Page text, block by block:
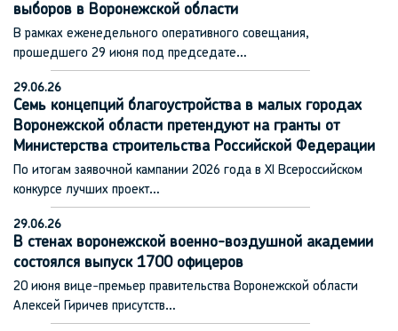
выборов в Воронежской области
В рамках еженедельного оперативного совещания,
прошедшего 29 июня под председате…
29.06.26
Семь концепций благоустройства в малых городах
Воронежской области претендуют на гранты от
Министерства строительства Российской Федерации
По итогам заявочной кампании 2026 года в XI Всероссийском
конкурсе лучших проект…
29.06.26
В стенах воронежской военно-воздушной академии
состоялся выпуск 1700 офицеров
20 июня вице-премьер правительства Воронежской области
Алексей Гиричев присутств…